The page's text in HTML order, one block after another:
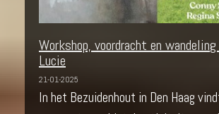
Workshop, voordracht en wandeling
Lucie
21-01-2025
In het Bezuidenhout in Den Haag